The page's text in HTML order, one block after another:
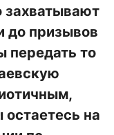
захватывают
до призывов
передать то
на